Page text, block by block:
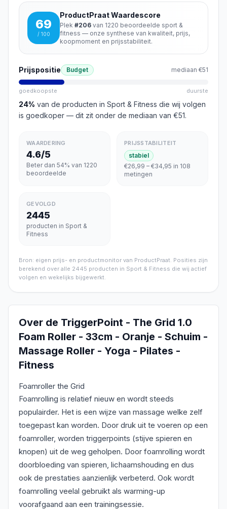
69
/ 100
ProductPraat Waardescore
Plek #206 van 1220 beoordeelde sport &
fitness — onze synthese van kwaliteit, prijs,
koopmoment en prijsstabiliteit.
Prijspositie Budget mediaan €51
goedkoopste duurste
24% van de producten in Sport & Fitness die wij volgen
is goedkoper — dit zit onder de mediaan van €51.
WAARDERING
4.6/5
Beter dan 54% van 1220
beoordeelde
PRIJSSTABILITEIT
stabiel
€26,99 – €34,95 in 108
metingen
GEVOLGD
2445
producten in Sport &
Fitness
Bron: eigen prijs- en productmonitor van ProductPraat. Posities zijn
berekend over alle 2445 producten in Sport & Fitness die wij actief
volgen en wekelijks bijgewerkt.
Over de TriggerPoint - The Grid 1.0
Foam Roller - 33cm - Oranje - Schuim -
Massage Roller - Yoga - Pilates -
Fitness
Foamroller the Grid
Foamrolling is relatief nieuw en wordt steeds
populairder. Het is een wijze van massage welke zelf
toegepast kan worden. Door druk uit te voeren op een
foamroller, worden triggerpoints (stijve spieren en
knopen) uit de weg geholpen. Door foamrolling wordt
doorbloeding van spieren, lichaamshouding en dus
ook de prestaties aanzienlijk verbeterd. Ook wordt
foamrolling veelal gebruikt als warming-up
voorafgaand aan een trainingsessie.